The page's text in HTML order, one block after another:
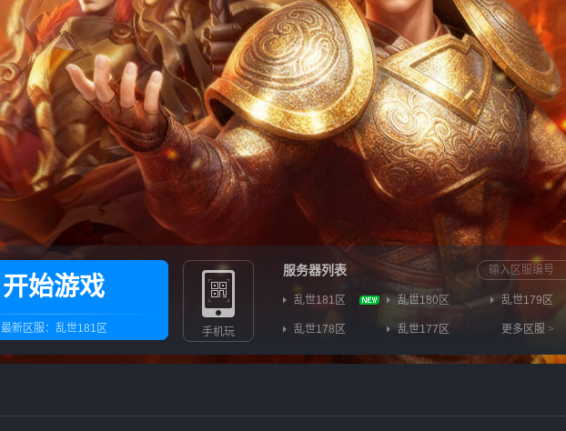
开始游戏
最新区服： 乱世181区 手机玩
服务器列表
乱世181区 乱世180区 乱世179区
乱世178区 乱世177区 更多区服 >